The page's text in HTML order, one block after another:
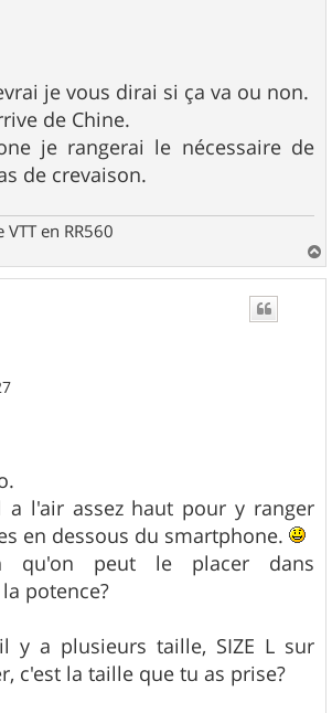
je vous dirai si ça va ou non.
de Chine.
je rangerai le nécessaire de
de crevaison.
en RR560
a
a l'air assez haut pour y ranger
en dessous du smartphone.
qu'on peut le placer dans
potence?
y a plusieurs taille, SIZE L sur
c'est la taille que tu as prise?